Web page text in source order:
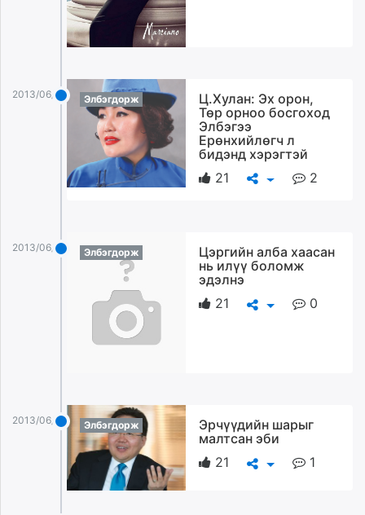
2013/06/20 Элбэгдорж
Ц.Хулан: Эх орон,
Төр орноо босгоход
Элбэгээ
Ерөнхийлөгч л
бидэнд хэрэгтэй
21
2
2013/06/20 Элбэгдорж
Цэргийн алба хаасан
нь илүү боломж
эдэлнэ
21
0
2013/06/20 Элбэгдорж
Эрчүүдийн шарыг
малтсан эби
21
1